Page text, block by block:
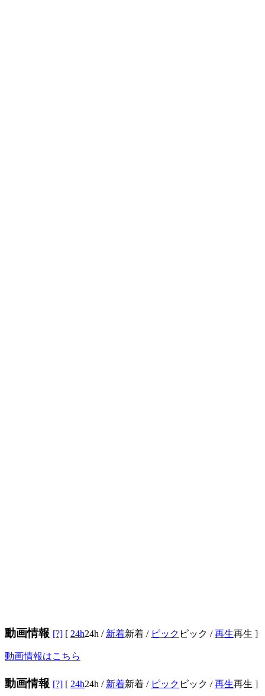
動画情報 [?] [ 24h24h / 新着新着 / ピック ピック /再生再生 ]
動画情報はこちら
動画情報 [?] [ 24h24h / 新着新着 / ピック ピック /再生再生 ]